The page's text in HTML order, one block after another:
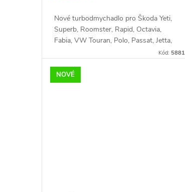
Nové turbodmychadlo pro Škoda Yeti,
Superb, Roomster, Rapid, Octavia,
Fabia, VW Touran, Polo, Passat, Jetta,
Golf, Caddy, Beetle, Seat Toledo, Ibiza,
66kW, 75kW, 77kW
Kód: 5881
NOVÉ